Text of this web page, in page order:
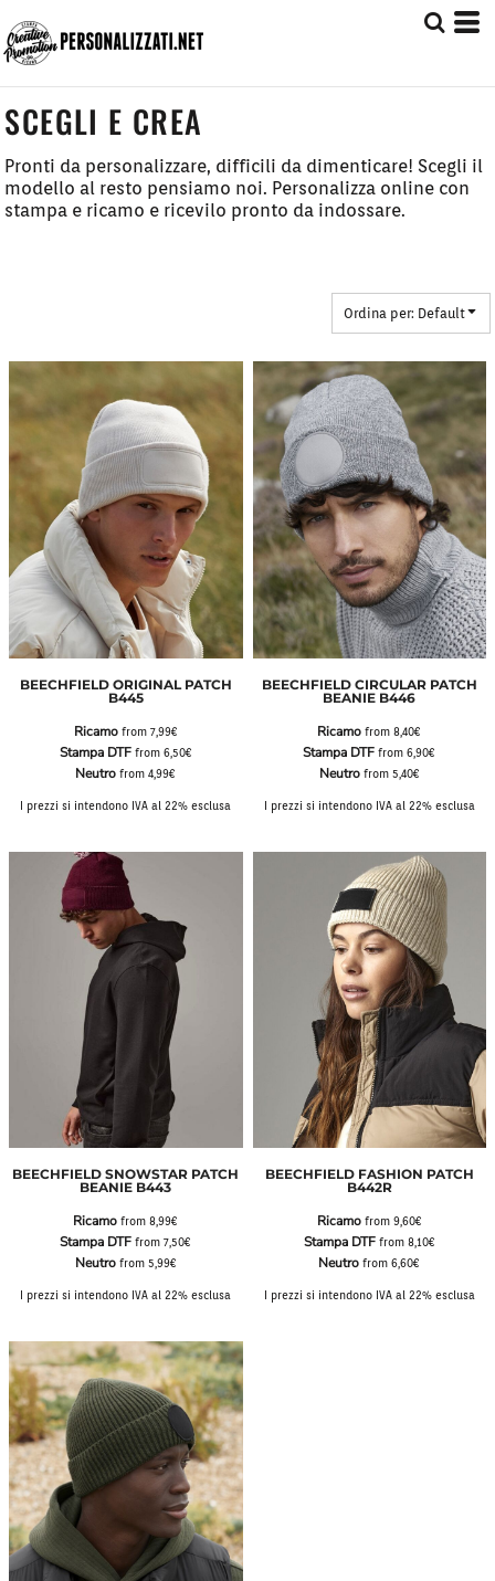
SCEGLI E CREA
Pronti da personalizzare, difficili da dimenticare! Scegli il
modello al resto pensiamo noi. Personalizza online con
stampa e ricamo e ricevilo pronto da indossare.
Ordina per: Default
BEECHFIELD ORIGINAL PATCH
B445
Ricamofrom 7,99€
Stampa DTFfrom 6,50€
Neutro from4,99€
I prezzi si intendono IVA al 22% esclusa
BEECHFIELD CIRCULAR PATCH
BEANIE B446
Ricamo from8,40€
Stampa DTF from6,90€
Neutrofrom 5,40€
I prezzi si intendono IVA al 22% esclusa
BEECHFIELD SNOWSTAR PATCH
BEANIE B443
Ricamo from8,99€
Stampa DTF from7,50€
Neutrofrom 5,99€
I prezzi si intendono IVA al 22% esclusa
BEECHFIELD FASHION PATCH
B442R
Ricamofrom 9,60€
Stampa DTFfrom 8,10€
Neutro from6,60€
I prezzi si intendono IVA al 22% esclusa
Default
Prezzo: Dal più Basso
Prezzo: Dal più Alto
Date Added